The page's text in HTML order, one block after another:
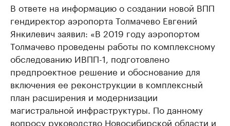
В ответе на информацию о создании новой ВПП
гендиректор аэропорта Толмачево Евгений
Янкилевич заявил: «В 2019 году аэропортом
Толмачево проведены работы по комплексному
обследованию ИВПП-1, подготовлено
предпроектное решение и обоснование для
включения ее реконструкции в комплексный
план расширения и модернизации
магистральной инфраструктуры. По данному
вопросу руководство Новосибирской области и